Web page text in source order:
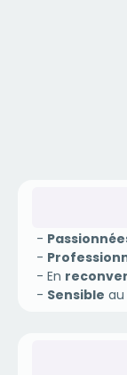
-
-
- En
- Sensible